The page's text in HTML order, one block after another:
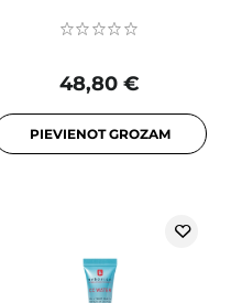
48,80 €
PIEVIENOT GROZAM